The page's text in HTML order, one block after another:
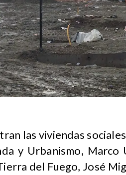
las viviendas
y Urbanismo, Marco
del Fuego, José